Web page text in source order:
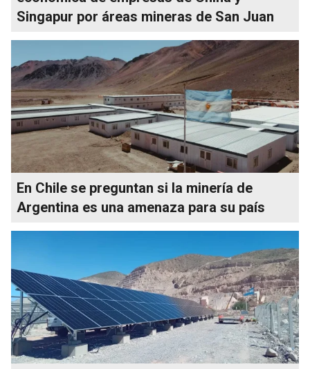
Singapur por áreas mineras de San Juan
En Chile se preguntan si la minería de
Argentina es una amenaza para su país